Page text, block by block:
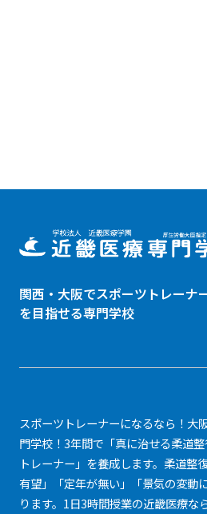
関西・大阪でスポーツトレーナ
を目指せる専門学校
スポーツトレーナーになるなら！大
門学校！3年間で「真に治せる柔道
トレーナー」を養成します。柔道整
有望」「定年が無い」「景気の変動
ります。1日3時間授業の近畿医療な